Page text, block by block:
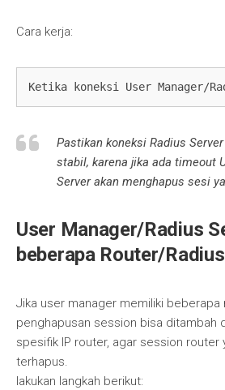
Cara kerja:
Ketika koneksi User Manager/
Pastikan koneksi Radius
stabil, karena jika ada timeout
Server akan menghapus sesi
User Manager/Radius
beberapa Router/
Jika user manager memiliki beberapa
penghapusan session bisa ditambah
spesifik IP router, agar session router
terhapus.
lakukan langkah berikut: